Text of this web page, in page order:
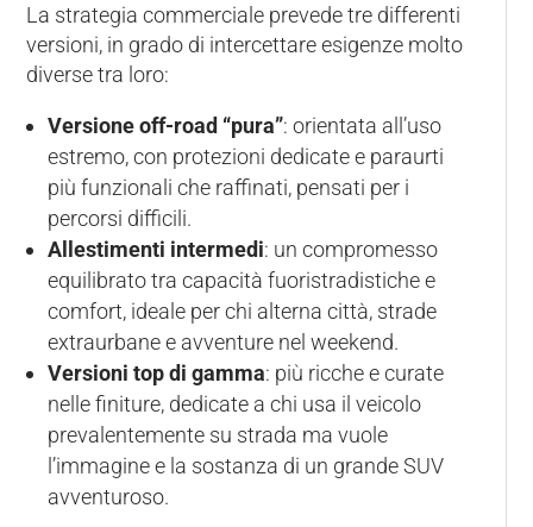
La strategia commerciale prevede tre differenti
versioni, in grado di intercettare esigenze molto
diverse tra loro:
Versione off-road “pura”: orientata all’uso
estremo, con protezioni dedicate e paraurti
più funzionali che raffinati, pensati per i
percorsi difficili.
Allestimenti intermedi: un compromesso
equilibrato tra capacità fuoristradistiche e
comfort, ideale per chi alterna città, strade
extraurbane e avventure nel weekend.
Versioni top di gamma: più ricche e curate
nelle finiture, dedicate a chi usa il veicolo
prevalentemente su strada ma vuole
l’immagine e la sostanza di un grande SUV
avventuroso.